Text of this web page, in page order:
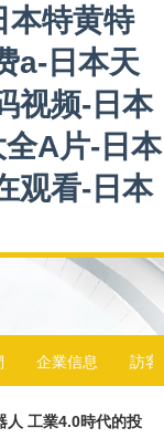
本特黄特
a-日本天
视频-日本
A片-日本
观看-日本
企業信息 訪客
人 工業4.0時代的投